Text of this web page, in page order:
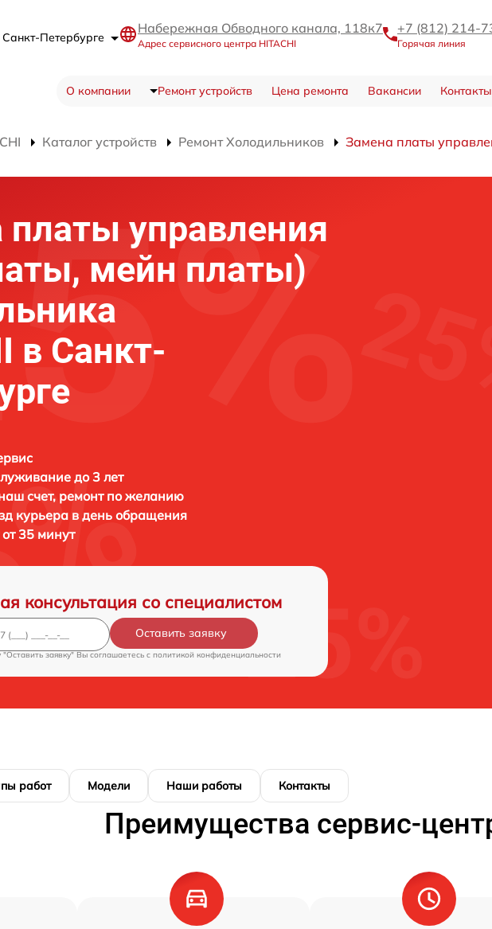
Санкт-Петербурге
Набережная Обводного канала, 118к7
Адрес сервисного центра HITACHI
+7 (812) 214-
Горячая линия
О компании Ремонт устройств Цена ремонта Вакансии Контакты
Каталог устройств Ремонт Холодильников Замена платы
управления
мейн платы)
в Санкт-
до 3 лет
счет, ремонт по желанию
курьера в день обращения
от 35 минут
консультация со специалистом
Оставить заявку
заявку" Вы соглашаетесь c политикой конфиденциальности
работ Модели Наши работы Контакты
Преимущества сервис-